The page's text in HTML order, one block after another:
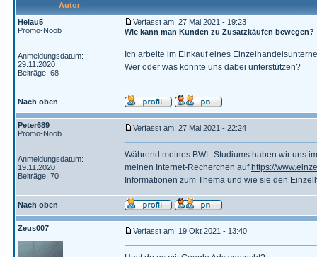
Autor
Helau5
Promo-Noob
Anmeldungsdatum:
29.11.2020
Beiträge: 68
Verfasst am: 27 Mai 2021 - 19:23
Wie kann man Kunden zu Zusatzkäufen bewegen?
Ich arbeite im Einkauf eines
Wer oder was könnte uns dabei unterstützen?
Nach oben
Peter689
Promo-Noob
Anmeldungsdatum:
19.11.2020
Beiträge: 70
Verfasst am: 27 Mai 2021 - 22:24
Während meines BWL-Studiums haben wir uns
meinen Internet-Recherchen auf https://
Informationen zum Thema und wie sie den
Nach oben
Zeus007 Verfasst am: 19 Okt 2021 - 13:40